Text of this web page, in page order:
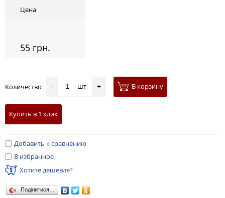
Цена
55 грн.
Количество - шт + В корзину
Купить в 1 клик
Добавить к сравнению
В избранное
Хотите дешевле?
Поділитися…